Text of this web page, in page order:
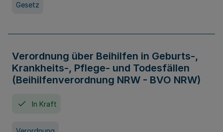
Gesetz
Verordnung über Beihilfen in Geburts-,
Krankheits-, Pflege- und Todesfällen
(Beihilfenverordnung NRW - BVO NRW)
In Kraft